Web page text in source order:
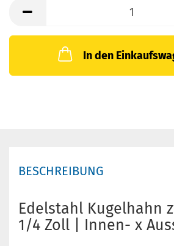
In den
BESCHREIBUNG
Edelstahl Kugelhahn
1/4 Zoll | Innen- x